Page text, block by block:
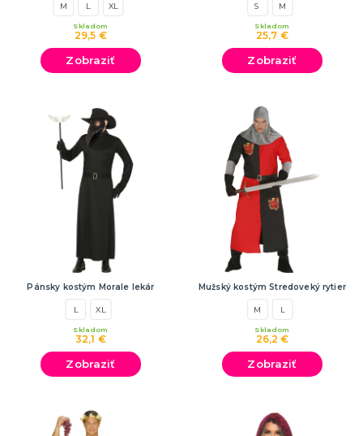
M L XL
29,5 €
Skladom
Zobraziť
S M
25,7 €
Skladom
Zobraziť
Pánsky kostým Morale lekár
L XL
32,1 €
Skladom
Zobraziť
Mužský kostým Stredoveký rytier
M L
26,2 €
Skladom
Zobraziť